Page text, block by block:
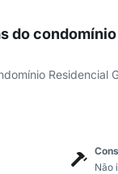
do condomínio
Residencial
Não